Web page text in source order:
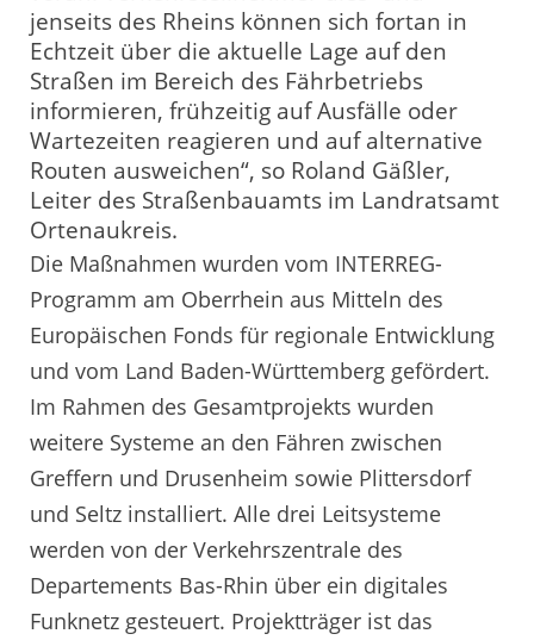
jenseits des Rheins können sich fortan in
Echtzeit über die aktuelle Lage auf den
Straßen im Bereich des Fährbetriebs
informieren, frühzeitig auf Ausfälle oder
Wartezeiten reagieren und auf alternative
Routen ausweichen“, so Roland Gäßler,
Leiter des Straßenbauamts im Landratsamt
Ortenaukreis.
Die Maßnahmen wurden vom INTERREG-
Programm am Oberrhein aus Mitteln des
Europäischen Fonds für regionale Entwicklung
und vom Land Baden-Württemberg gefördert.
Im Rahmen des Gesamtprojekts wurden
weitere Systeme an den Fähren zwischen
Greffern und Drusenheim sowie Plittersdorf
und Seltz installiert. Alle drei Leitsysteme
werden von der Verkehrszentrale des
Departements Bas-Rhin über ein digitales
Funknetz gesteuert. Projektträger ist das